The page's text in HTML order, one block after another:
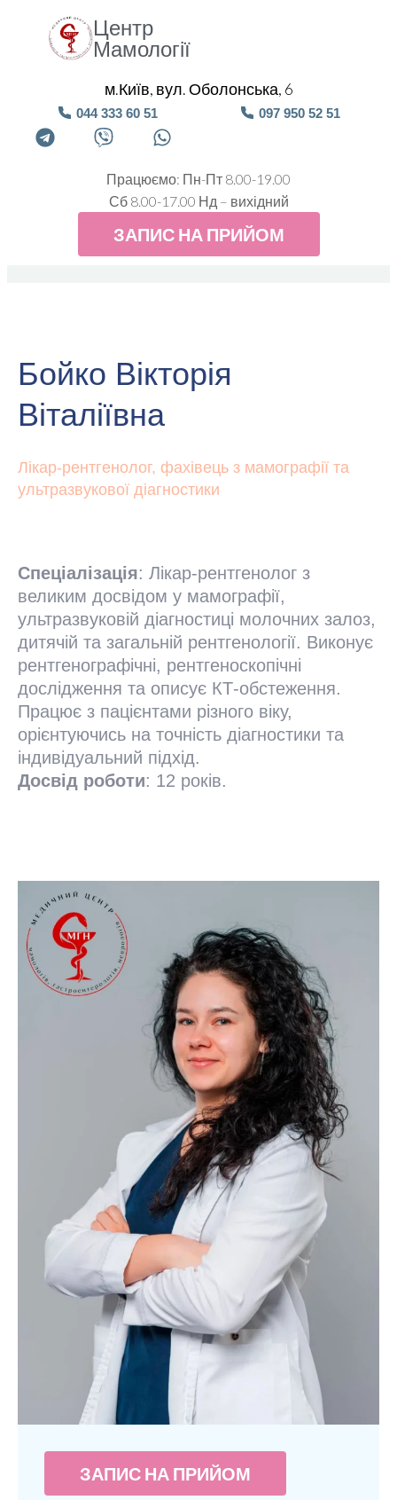
Центр
Мамології
м.Київ, вул. Оболонська, 6
044 333 60 51 097 950 52 51
Працюємо: Пн-Пт 8.00-19.00
Сб 8.00-17.00 Нд – вихідний
ЗАПИС НА ПРИЙОМ
ЗАПИС НА ПРИЙОМ
Бойко Вікторія
Віталіївна
Лікар-рентгенолог, фахівець з мамографії та
ультразвукової діагностики
Спеціалізація: Лікар-рентгенолог з
великим досвідом у мамографії,
ультразвуковій діагностиці молочних залоз,
дитячій та загальній рентгенології. Виконує
рентгенографічні, рентгеноскопічні
дослідження та описує КТ-обстеження.
Працює з пацієнтами різного віку,
орієнтуючись на точність діагностики та
індивідуальний підхід.
Досвід роботи: 12 років.